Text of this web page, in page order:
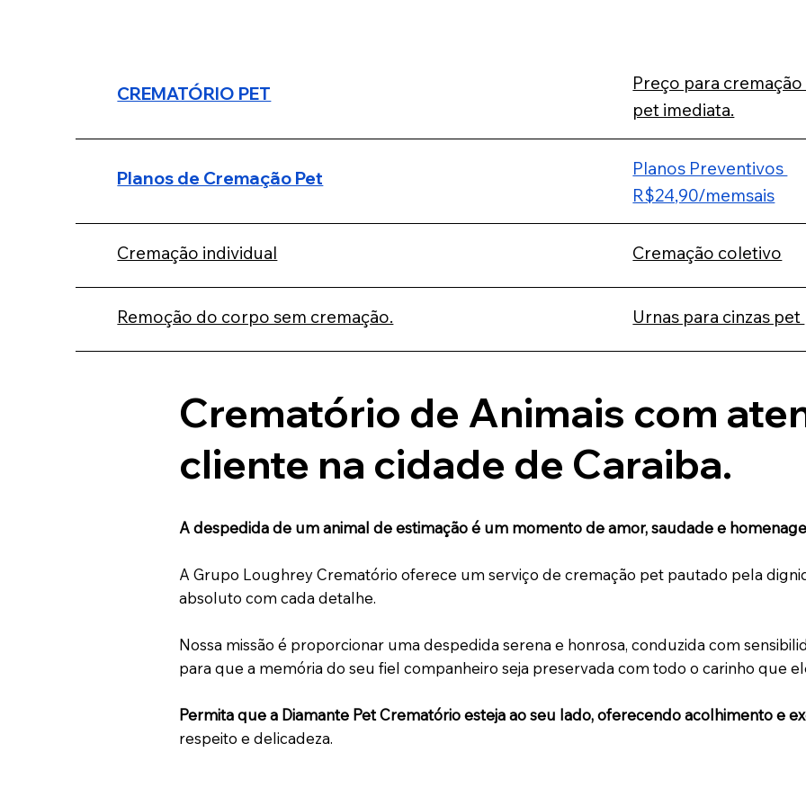
CREMATÓRIO PET
Preço para
pet imediata.
Planos de Cremação Pet
Planos Preventivos
R$24,90/memsais
Cremação individual Cremação coletivo
Remoção do corpo sem cremação. Urnas para cinzas pet
Crematório de Animais com
cliente na cidade de Caraiba.
A despedida de um animal de estimação é um momento de amor, saudade e
A Grupo Loughrey Crematório oferece um serviço de cremação pet pautado pela
absoluto com cada detalhe.
Nossa missão é proporcionar uma despedida serena e honrosa, conduzida com
para que a memória do seu fiel companheiro seja preservada com todo o carinho que
Permita que a Diamante Pet Crematório esteja ao seu lado, oferecendo acolhimento e
respeito e delicadeza.